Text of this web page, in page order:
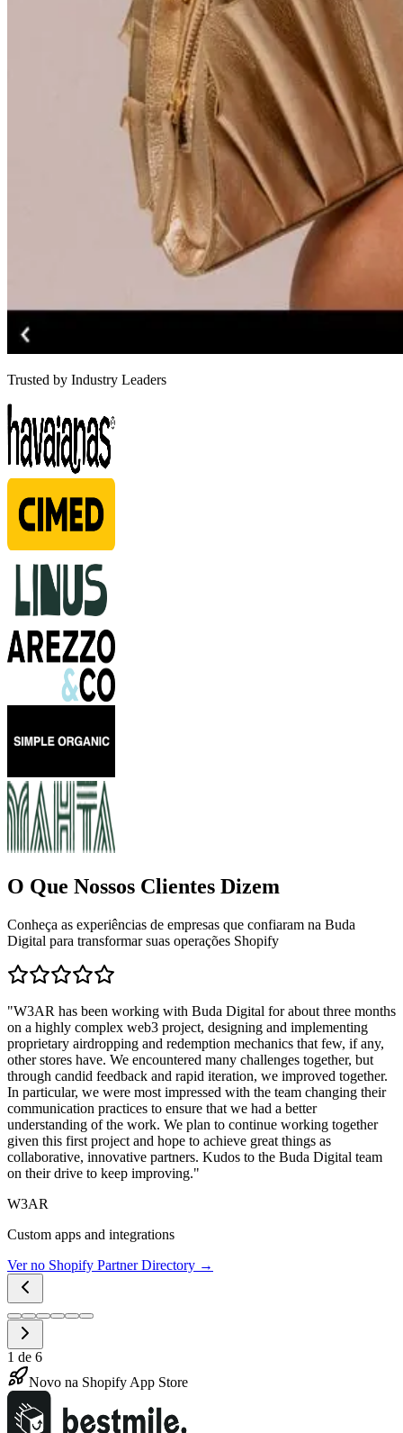
Trusted by Industry Leaders
O Que Nossos Clientes Dizem
Conheça as experiências de empresas que confiaram na Buda
Digital para transformar suas operações Shopify
"W3AR has been working with Buda Digital for about three months
on a highly complex web3 project, designing and implementing
proprietary airdropping and redemption mechanics that few, if any,
other stores have. We encountered many challenges together, but
through candid feedback and rapid iteration, we improved together.
In particular, we were most impressed with the team changing their
communication practices to ensure that we had a better
understanding of the work. We plan to continue working together
given this first project and hope to achieve great things as
collaborative, innovative partners. Kudos to the Buda Digital team
on their drive to keep improving."
W3AR
Custom apps and integrations
Ver no Shopify Partner Directory →
1 de 6
Novo na Shopify App Store